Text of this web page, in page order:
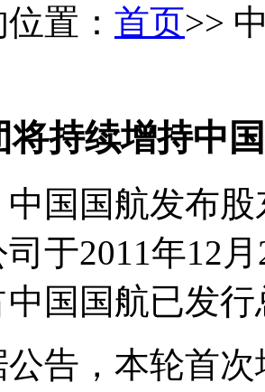
置： 首页>>
将持续增持中
中国国航发布
于2011年12
中国国航已发
，本轮首次